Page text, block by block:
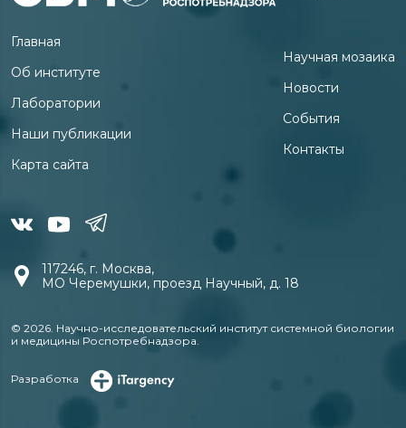
Главная
Об институте
Лаборатории
Наши публикации
Карта сайта
Научная мозаика
Новости
События
Контакты
117246, г. Москва,
МО Черемушки, проезд Научный, д. 18
© 2026. Научно-исследовательский институт системной биологии
и медицины Роспотребнадзора.
Разработка